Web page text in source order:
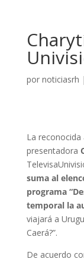
por noticiasrh |
La
presentadora
suma al
programa
temporal la
viajará a
Caerá?”.
De acuerdo